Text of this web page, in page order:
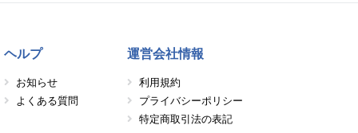
ヘルプ
お知らせ
よくある質問
運営会社情報
利用規約
プライバシーポリシー
特定商取引法の表記